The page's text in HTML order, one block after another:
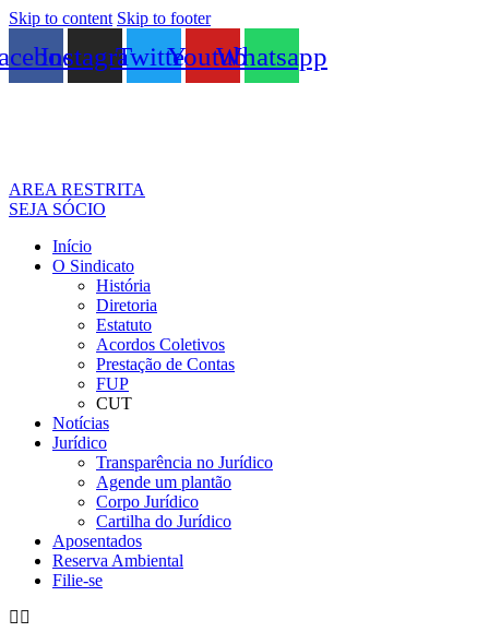
Skip to content Skip to footer
InstagramTwitterYoutubeWhatsapp
AREA RESTRITA
SEJA SÓCIO
Início
O Sindicato
História
Diretoria
Estatuto
Acordos Coletivos
Prestação de Contas
FUP
CUT
Notícias
Jurídico
Transparência no Jurídico
Agende um plantão
Corpo Jurídico
Cartilha do Jurídico
Aposentados
Reserva Ambiental
Filie-se